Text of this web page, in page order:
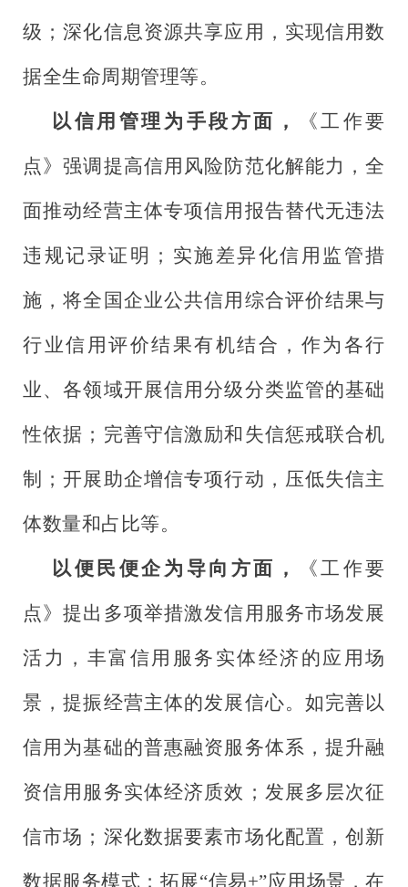
级；深化信息资源共享应用，实现信用数
据全生命周期管理等。
以信用管理为手段方面， 《工作要
点》强调提高信用风险防范化解能力，全
面推动经营主体专项信用报告替代无违法
违规记录证明；实施差异化信用监管措
施，将全国企业公共信用综合评价结果与
行业信用评价结果有机结合，作为各行
业、各领域开展信用分级分类监管的基础
性依据；完善守信激励和失信惩戒联合机
制；开展助企增信专项行动，压低失信主
体数量和占比等。
以便民便企为导向方面， 《工作要
点》提出多项举措激发信用服务市场发展
活力，丰富信用服务实体经济的应用场
景，提振经营主体的发展信心。如完善以
信用为基础的普惠融资服务体系，提升融
资信用服务实体经济质效；发展多层次征
信市场；深化数据要素市场化配置，创新
数据服务模式；拓展“信易+”应用场景，在